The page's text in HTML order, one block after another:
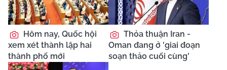
Hôm nay, Quốc hội
xem xét thành lập hai
thành phố mới
Thỏa thuận Iran -
Oman đang ở 'giai đoạn
soạn thảo cuối cùng'